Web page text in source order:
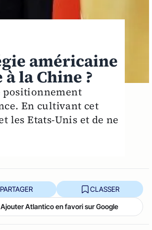
américaine
la Chine ?
positionnement
En cultivant cet
Etats-Unis et de ne
PARTAGER CLASSER
Ajouter Atlantico en favori sur Google